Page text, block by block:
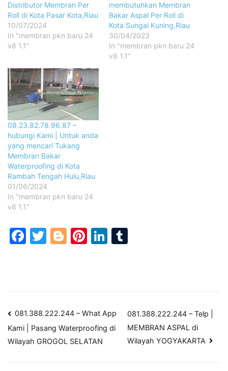
Distributor Membran Per
Roll di Kota Pasar Kota,Riau
10/07/2024
In "membran pkn baru 24
v8 1.1"
membutuhkan Membran
Bakar Aspal Per Roll di
Kota Sungai Kuning,Riau
30/04/2023
In "membran pkn baru 24
v8 1.1"
08.23.82.78.96.87 –
hubungi Kami | Untuk anda
yang mencari Tukang
Membran Bakar
Waterproofing di Kota
Rambah Tengah Hulu,Riau
01/06/2024
In "membran pkn baru 24
v8 1.1"
Facebook
Twitter
Blogger
Pinterest
LinkedIn
Post
navigation
081.388.222.244 – What App
Kami | Pasang Waterproofing di
Wilayah GROGOL SELATAN
081.388.222.244 – Telp |
MEMBRAN ASPAL di
Wilayah YOGYAKARTA